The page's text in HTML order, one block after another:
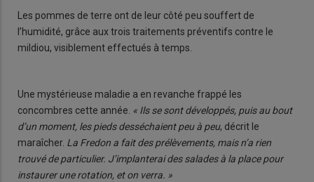
Les pommes de terre ont de leur côté peu souffert de
l’humidité, grâce aux trois traitements préventifs contre le
mildiou, visiblement effectués à temps.
Une mystérieuse maladie a en revanche frappé les
concombres cette année. « Ils se sont développés, puis au bout
d’un moment, les pieds desséchaient peu à peu, décrit le
maraîcher. La Fredon a fait des prélèvements, mais n’a rien
trouvé de particulier. J’implanterai des salades à la place pour
instaurer une rotation, et on verra. »